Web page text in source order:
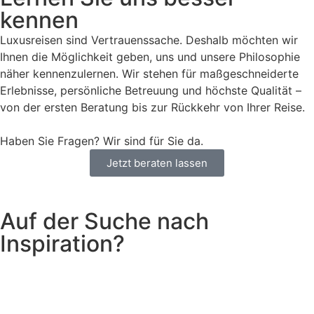
kennen
Luxusreisen sind Vertrauenssache. Deshalb möchten wir
Ihnen die Möglichkeit geben, uns und unsere Philosophie
näher kennenzulernen. Wir stehen für maßgeschneiderte
Erlebnisse, persönliche Betreuung und höchste Qualität –
von der ersten Beratung bis zur Rückkehr von Ihrer Reise.
Haben Sie Fragen? Wir sind für Sie da.
Jetzt beraten lassen
Auf der Suche nach
Inspiration?